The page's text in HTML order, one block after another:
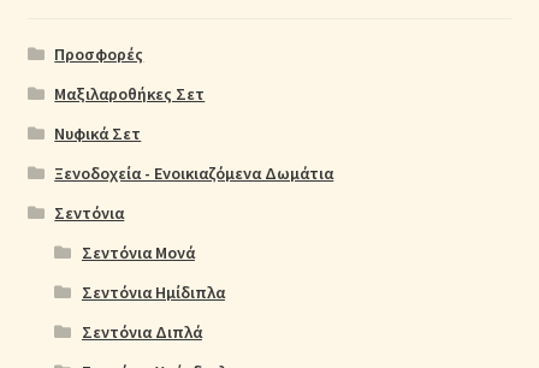
Προσφορές
Μαξιλαροθήκες Σετ
Νυφικά Σετ
Ξενοδοχεία - Ενοικιαζόμενα Δωμάτια
Σεντόνια
Σεντόνια Μονά
Σεντόνια Ημίδιπλα
Σεντόνια Διπλά